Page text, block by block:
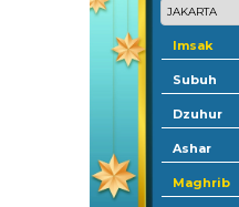
Imsak
Subuh
Dzuhur
Ashar
Maghrib